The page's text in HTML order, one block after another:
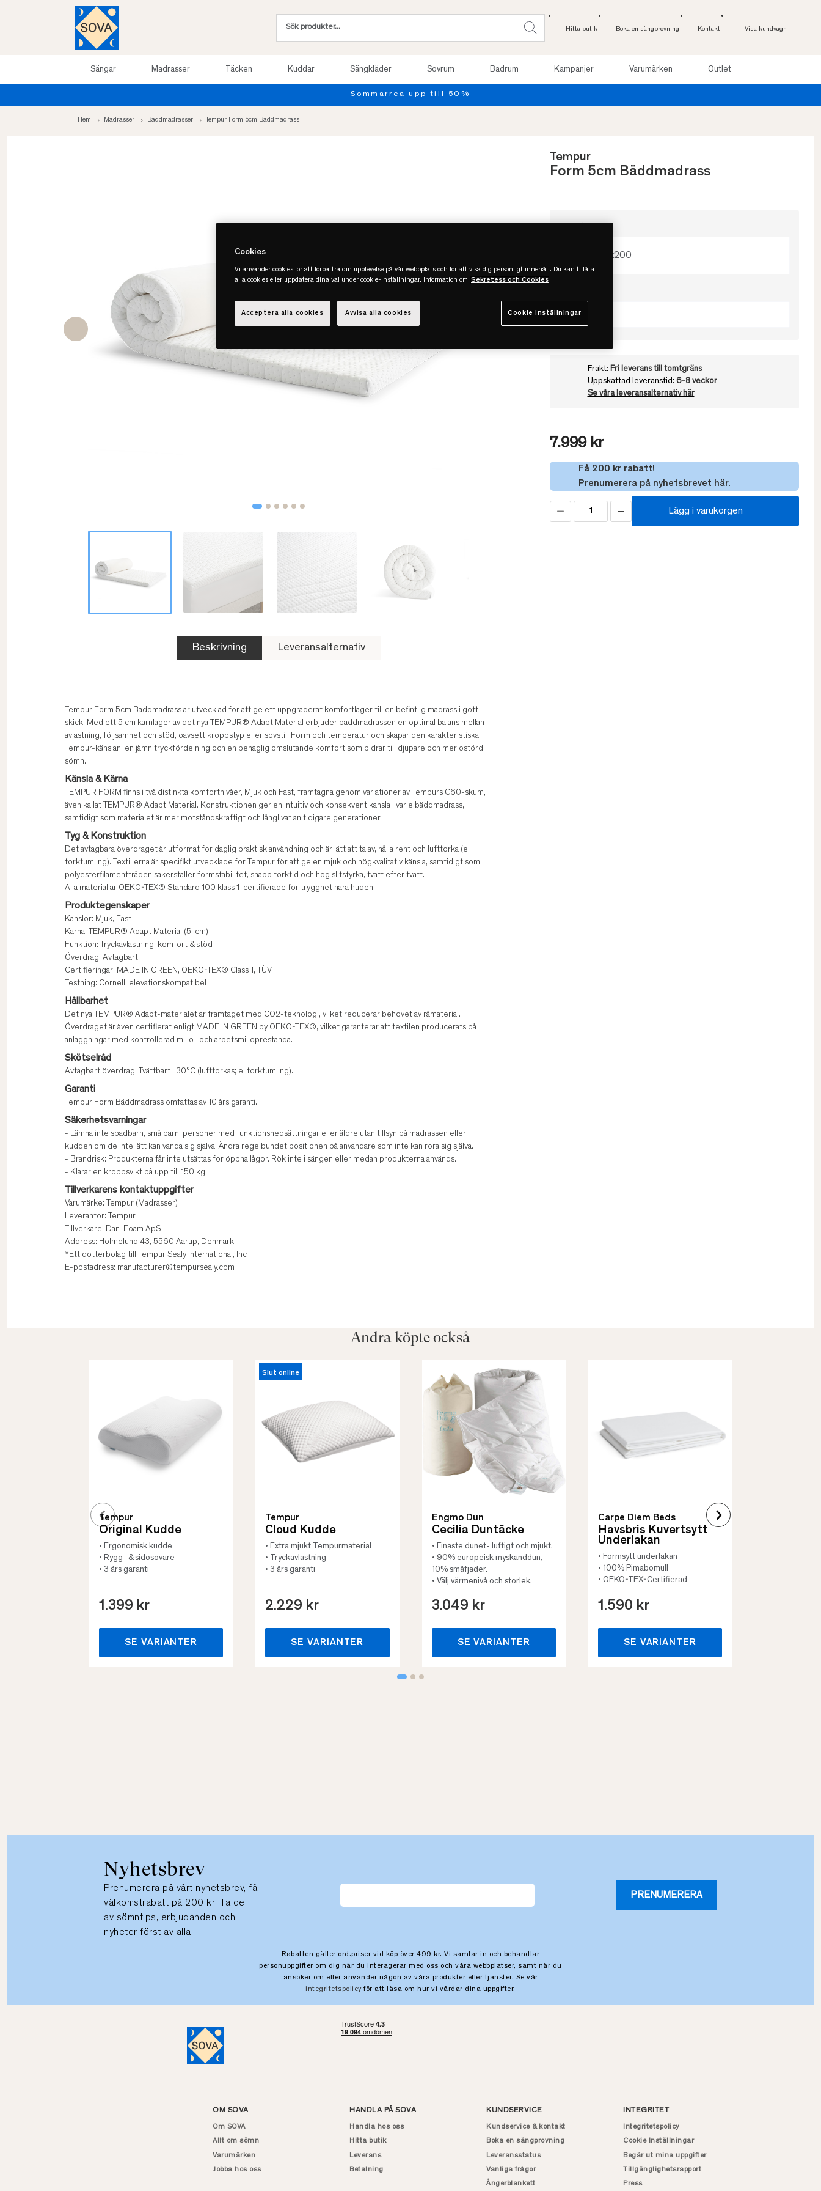
Hitta butik Boka en sängprovning Kontakt Visa kundvagn
Sängar Madrasser Täcken Kuddar Sängkläder Sovrum Badrum Kampanjer Varumärken Outlet
Hem Madrasser Bäddmadrasser Tempur Form 5cm Bäddmadrass
Tempur
Form 5cm Bäddmadrass
80x200
Mjuk
Frakt: Fri leverans till tomtgräns
Uppskattad leveranstid: 6-8 veckor
Se våra leveransalternativ här
7.999 kr
Få 200 kr rabatt!
Prenumerera på nyhetsbrevet här.
Lägg i varukorgen
Beskrivning Leveransalternativ
Tempur Form 5cm Bäddmadrass är utvecklad för att ge ett uppgraderat komfortlager till en befintlig madrass i gott
skick. Med ett 5 cm kärnlager av det nya TEMPUR® Adapt Material erbjuder bäddmadrassen en optimal balans mellan
avlastning, följsamhet och stöd, oavsett kroppstyp eller sovstil. Form och temperatur och skapar den karakteristiska
Tempur-känslan: en jämn tryckfördelning och en behaglig omslutande komfort som bidrar till djupare och mer ostörd
sömn.
Känsla & Kärna
TEMPUR FORM finns i två distinkta komfortnivåer, Mjuk och Fast, framtagna genom variationer av Tempurs C60-skum,
även kallat TEMPUR® Adapt Material. Konstruktionen ger en intuitiv och konsekvent känsla i varje bäddmadrass,
samtidigt som materialet är mer motståndskraftigt och långlivat än tidigare generationer.
Tyg & Konstruktion
Det avtagbara överdraget är utformat för daglig praktisk användning och är lätt att ta av, hålla rent och lufttorka (ej
torktumling). Textilierna är specifikt utvecklade för Tempur för att ge en mjuk och högkvalitativ känsla, samtidigt som
polyesterfilamenttråden säkerställer formstabilitet, snabb torktid och hög slitstyrka, tvätt efter tvätt.
Alla material är OEKO-TEX® Standard 100 klass 1-certifierade för trygghet nära huden.
Produktegenskaper
Känslor: Mjuk, Fast
Kärna: TEMPUR® Adapt Material (5-cm)
Funktion: Tryckavlastning, komfort & stöd
Överdrag: Avtagbart
Certifieringar: MADE IN GREEN, OEKO-TEX® Class 1, TÜV
Testning: Cornell, elevationskompatibel
Hållbarhet
Det nya TEMPUR® Adapt-materialet är framtaget med CO2-teknologi, vilket reducerar behovet av råmaterial.
Överdraget är även certifierat enligt MADE IN GREEN by OEKO-TEX®, vilket garanterar att textilen producerats på
anläggningar med kontrollerad miljö- och arbetsmiljöprestanda.
Skötselråd
Avtagbart överdrag: Tvättbart i 30°C (lufttorkas; ej torktumling).
Garanti
Tempur Form Bäddmadrass omfattas av 10 års garanti.
Säkerhetsvarningar
- Lämna inte spädbarn, små barn, personer med funktionsnedsättningar eller äldre utan tillsyn på madrassen eller
kudden om de inte lätt kan vända sig själva. Ändra regelbundet positionen på användare som inte kan röra sig själva.
- Brandrisk: Produkterna får inte utsättas för öppna lågor. Rök inte i sängen eller medan produkterna används.
- Klarar en kroppsvikt på upp till 150 kg.
Tillverkarens kontaktuppgifter
Varumärke: Tempur (Madrasser)
Leverantör: Tempur
Tillverkare: Dan-Foam ApS
Address: Holmelund 43, 5560 Aarup, Denmark
*Ett dotterbolag till Tempur Sealy International, Inc
E-postadress: manufacturer@tempursealy.com
Andra köpte också
Tempur
Original Kudde
• Ergonomisk kudde
• Rygg- & sidosovare
• 3 års garanti
1.399 kr
SE VARIANTER
Slut online
Tempur
Cloud Kudde
• Extra mjukt Tempurmaterial
• Tryckavlastning
• 3 års garanti
2.229 kr
SE VARIANTER
Engmo Dun
Cecilia Duntäcke
• Finaste dunet- luftigt och mjukt.
• 90% europeisk myskanddun,
10% småfjäder.
• Välj värmenivå och storlek.
3.049 kr
SE VARIANTER
Carpe Diem Beds
Havsbris Kuvertsytt
Underlakan
• Formsytt underlakan
• 100% Pimabomull
• OEKO-TEX-Certifierad
1.590 kr
SE VARIANTER
Nyhetsbrev
Prenumerera på vårt nyhetsbrev, få
välkomstrabatt på 200 kr! Ta del
av sömntips, erbjudanden och
nyheter först av alla.
PRENUMERERA
Rabatten gäller ord.priser vid köp över 499 kr. Vi samlar in och behandlar
personuppgifter om dig när du interagerar med oss och våra webbplatser, samt när du
ansöker om eller använder någon av våra produkter eller tjänster. Se vår
integritetspolicy för att läsa om hur vi vårdar dina uppgifter.
OM SOVA
Om SOVA
Allt om sömn
Varumärken
Jobba hos oss
HANDLA PÅ SOVA
Handla hos oss
Hitta butik
Leverans
Betalning
KUNDSERVICE
Kundservice & kontakt
Boka en sängprovning
Leveransstatus
Vanliga frågor
Ångerblankett
INTEGRITET
Integritetspolicy
Cookie Inställningar
Begär ut mina uppgifter
Tillgänglighetsrapport
Press
Cookies
Vi använder cookies för att förbättra din upplevelse på vår webbplats och för att visa dig personligt innehåll. Du kan tillåta
alla cookies eller uppdatera dina val under cookie-inställningar. Information om Sekretess och Cookies
Cookie inställningar
Avvisa alla cookies
Acceptera alla cookies